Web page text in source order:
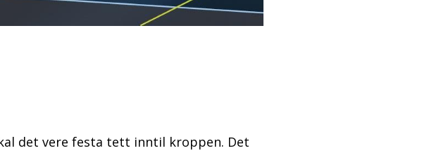
det vere festa tett inntil kroppen. Det